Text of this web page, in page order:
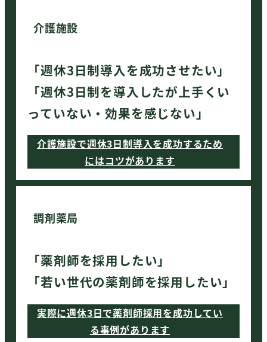
介護施設
「週休3日制導入を成功させたい」
「週休3日制を導入したが上手くい
っていない・効果を感じない」
介護施設で週休3日制導入を成功するため
にはコツがあります
調剤薬局
「薬剤師を採用したい」
「若い世代の薬剤師を採用したい」
実際に週休3日で薬剤師採用を成功してい
る事例があります